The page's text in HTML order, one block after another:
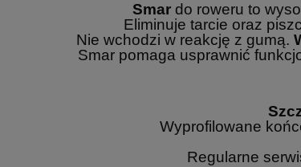
Smar do roweru to
Eliminuje tarcie oraz
Nie wchodzi w reakcję z gumą.
Smar pomaga usprawnić
Wyprofilowane
Regularne